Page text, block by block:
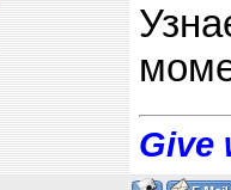
Give